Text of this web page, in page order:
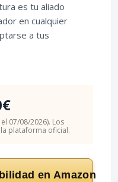
es tu aliado
en cualquier
a tus
07/08/2026). Los
plataforma oficial.
en Amazon